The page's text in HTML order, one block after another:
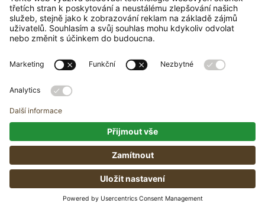
Každý dřevošperk je jedinečný svou dřevěnou
strukturou a odstínem.
© 2026 Všechna práva vyhrazena | Web vytvořil